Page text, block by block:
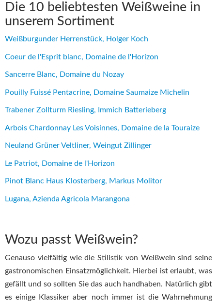
Die 10 beliebtesten Weißweine in
unserem Sortiment
Weißburgunder Herrenstück, Holger Koch
Coeur de l'Esprit blanc, Domaine de l'Horizon
Sancerre Blanc, Domaine du Nozay
Pouilly Fuissé Pentacrine, Domaine Saumaize Michelin
Trabener Zollturm Riesling, Immich Batterieberg
Arbois Chardonnay Les Voisinnes, Domaine de la Touraize
Neuland Grüner Veltliner, Weingut Zillinger
Le Patriot, Domaine de l'Horizon
Pinot Blanc Haus Klosterberg, Markus Molitor
Lugana, Azienda Agricola Marangona
Wozu passt Weißwein?
Genauso vielfältig wie die Stilistik von Weißwein sind seine
gastronomischen Einsatzmöglichkeit. Hierbei ist erlaubt, was
gefällt und so sollten Sie das auch handhaben. Natürlich gibt
es einige Klassiker aber noch immer ist die Wahrnehmung